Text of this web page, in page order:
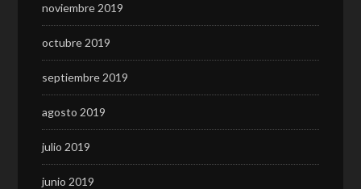
noviembre 2019
octubre 2019
septiembre 2019
agosto 2019
julio 2019
junio 2019